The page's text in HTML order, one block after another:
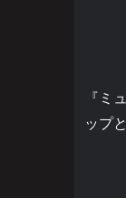
『ミ
ップ